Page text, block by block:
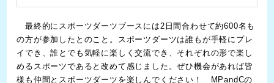
最終的にスポーツダーツブースには2日間合わせて約600名も
の方が参加したとのこと。スポーツダーツは誰もが手軽にプレ
イでき、誰とでも気軽に楽しく交流でき、それぞれの形で楽し
めるスポーツであると改めて感じました。ぜひ機会があれば皆
様も仲間とスポーツダーツを楽しんでください！ MPandCの